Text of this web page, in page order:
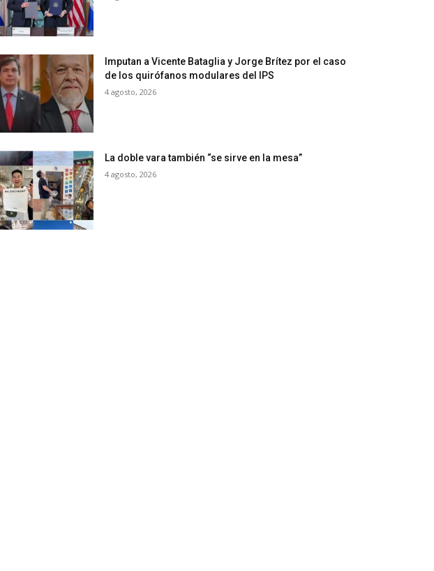
Imputan a Vicente Bataglia y Jorge Brítez por el caso
de los quirófanos modulares del IPS
4 agosto, 2026
La doble vara también “se sirve en la mesa”
4 agosto, 2026